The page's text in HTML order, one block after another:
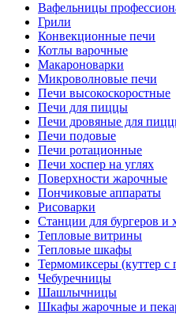
Вафельницы
Грили
Конвекционные печи
Котлы варочные
Макароноварки
Микроволновые печи
Печи высокоскоростные
Печи для пиццы
Печи дровяные для
Печи подовые
Печи ротационные
Печи хоспер на углях
Поверхности жарочные
Пончиковые аппараты
Рисоварки
Станции для бургеров и
Тепловые витрины
Тепловые шкафы
Термомиксеры (куттер с
Чебуречницы
Шашлычницы
Шкафы жарочные и